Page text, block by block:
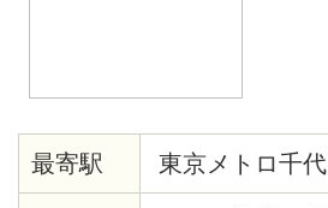
最寄駅 東京メトロ千